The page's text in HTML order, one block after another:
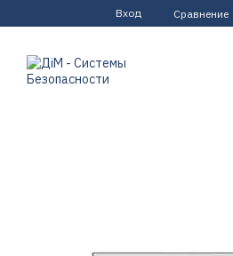
Перейти к основному контенту
Вход Сравнение